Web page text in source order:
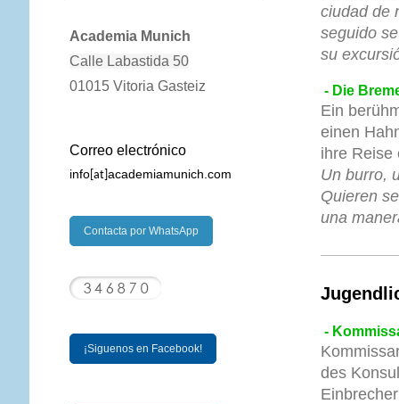
ciudad de
seguido
su
- Die
Ein
einen
ihre Reise
Un burro,
Quieren
una
-
des
Academia Munich
Calle Labastida 50
01015 Vitoria Gasteiz
Correo electrónico
info[at] academiamunich.com
Contacta por WhatsApp
¡Siguenos en Facebook!